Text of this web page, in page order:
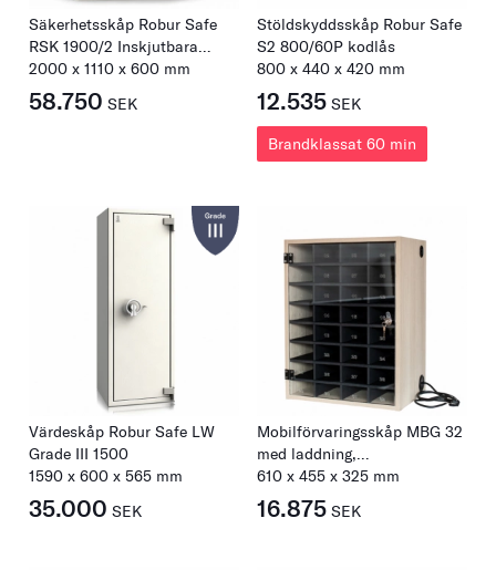
Säkerhetsskåp Robur Safe
RSK 1900/2 Inskjutbara
dörrar & sockel
2000 x 1110 x 600 mm
58.750 SEK
Stöldskyddsskåp Robur Safe
S2 800/60P kodlås
800 x 440 x 420 mm
12.535 SEK
Brandklassat 60 min
Värdeskåp Robur Safe LW
Grade III 1500
1590 x 600 x 565 mm
35.000 SEK
Mobilförvaringsskåp MBG 32
med laddning,
kombinationslås
610 x 455 x 325 mm
16.875 SEK